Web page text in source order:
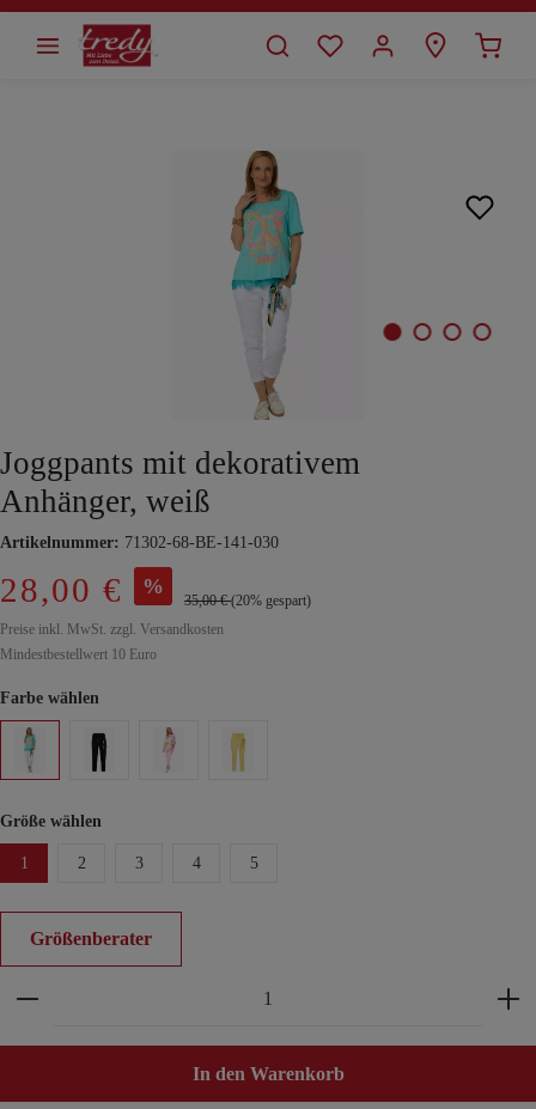
springen
Joggpants mit dekorativem
Anhänger, weiß
Artikelnummer: 71302-68-BE-141-030
28,00 € %
35,00 €(20% gespart)
Preise inkl. MwSt. zzgl. Versandkosten
Mindestbestellwert 10 Euro
Farbe wählen
Größe wählen
1 2 3 4 5
Größenberater
Produkt Anzahl: Gib den gewünschten Wert ein
In den Warenkorb